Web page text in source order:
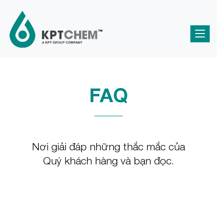
FAQ
Nơi giải đáp những thắc mắc của
Quý khách hàng và bạn đọc.